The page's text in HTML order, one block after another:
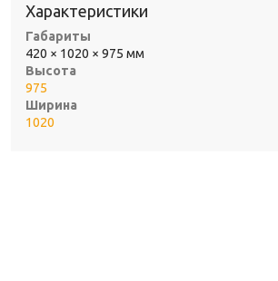
Характеристики
Габариты
420 × 1020 × 975 мм
Высота
975
Ширина
1020